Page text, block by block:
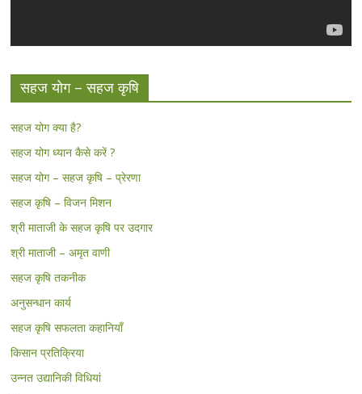
सहज योग – सहज कृषि
सहज योग क्या है?
सहज योग ध्यान कैसे करें ?
सहज योग – सहज कृषि – प्रेरणा
सहज कृषि – विजन मिशन
श्री माताजी के सहज कृषि पर उदगार
श्री माताजी – अमृत वाणी
सहज कृषि तकनीक
अनुसन्धान कार्य
सहज कृषि सफलता कहानियाँ
किसान प्रतिक्रिया
उन्नत उद्यानिकी विधियां